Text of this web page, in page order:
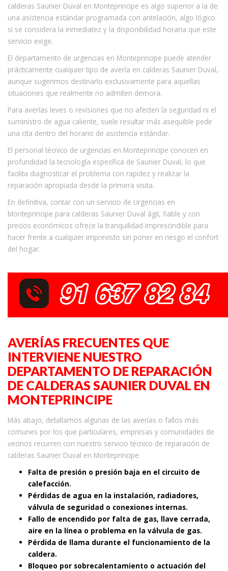
calderas Saunier Duval en Monteprincipe es algo superior a la de
una asistencia estándar programada con antelación, algo lógico
si se considera la inmediatez y la disponibilidad horaria que este
servicio exige.
El departamento de urgencias en Monteprincipe puede atender
prácticamente cualquier tipo de avería en calderas Saunier Duval,
aunque sugerimos destinarlo exclusivamente para aquellas
situaciones que realmente no admiten demora.
Para averías leves o revisiones que no afecten la seguridad ni el
suministro de agua caliente, suele resultar más asequible pedir
una cita dentro del horario de asistencia estándar.
El personal técnico de urgencias en Monteprincipe conocen en
profundidad la tecnología específica de Saunier Duval, lo que
facilita diagnosticar el problema con rapidez y realizar la
reparación apropiada desde la primera visita.
En definitiva, contar con un servicio de Urgencias en
Monteprincipe para calderas Saunier Duval ágil, fiable y con
precios económicos ofrece la tranquilidad imprescindible para
hacer frente a cualquier imprevisto sin poner en riesgo el confort
del hogar.
AVERÍAS FRECUENTES QUE
INTERVIENE NUESTRO
DEPARTAMENTO DE REPARACIÓN
DE CALDERAS SAUNIER DUVAL EN
MONTEPRINCIPE
Más abajo, detallamos algunas de las averías o fallos más
comunes por los que particulares, empresas y comunidades de
vecinos recurren con nuestro servicio técnico de reparación de
calderas Saunier Duval en Monteprincipe.
Falta de presión o presión baja en el circuito de
calefacción.
Pérdidas de agua en la instalación, radiadores,
válvula de seguridad o conexiones internas.
Fallo de encendido por falta de gas, llave cerrada,
aire en la línea o problema en la válvula de gas.
Pérdida de llama durante el funcionamiento de la
caldera.
Bloqueo por sobrecalentamiento o actuación del